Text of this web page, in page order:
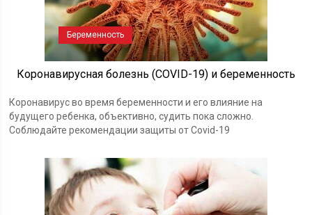
Беременность
Коронавирусная болезнь (COVID-19) и беременность
Коронавирус во время беременности и его влияние на
будущего ребенка, объективно, судить пока сложно.
Соблюдайте рекомендации защиты от Covid-19